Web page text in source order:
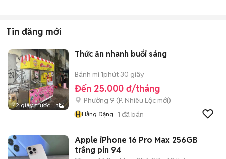
Tin đăng mới
42 giây trước 1
Thức ăn nhanh buổi sáng
Bánh mì 1phút 30 giây
Đến 25.000 đ/tháng
Phường 9 (P. Nhiêu Lộc mới)
HHằng Đặng 1 đã bán
Apple iPhone 16 Pro Max 256GB
trắng pin 94